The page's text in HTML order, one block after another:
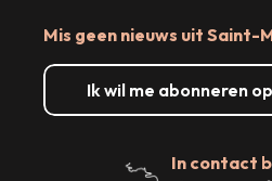
Mis geen nieuws uit Saint-
Ik wil me abonneren
In contact